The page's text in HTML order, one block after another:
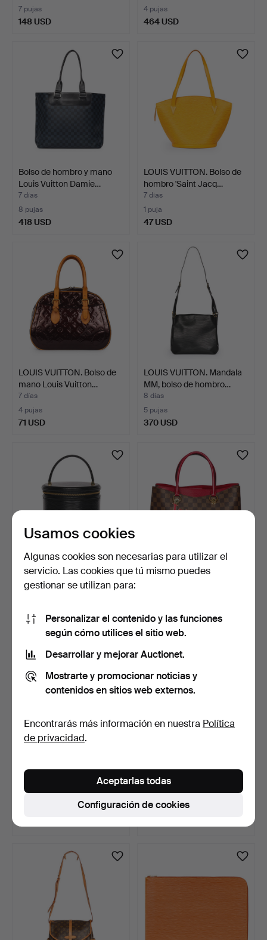
7 pujas
148 USD
4 pujas
464 USD
Bolso de hombro y mano
Louis Vuitton Damie…
7 días
8 pujas
418 USD
LOUIS VUITTON. Bolso de
hombro 'Saint Jacq…
7 días
1 puja
47 USD
LOUIS VUITTON. Bolso de
mano Louis Vuitton…
7 días
4 pujas
71 USD
LOUIS VUITTON. Mandala
MM, bolso de hombro…
8 días
5 pujas
370 USD
Bolso de mano Louis
Vuitton 'Cannes' en pi…
774 USD
LOUIS VUITTON. Bolso
264 USD
LOUIS VUITTON. Bolso de
hombro "Drouot" en…
80 USD
LOUIS VUITTON. Bolsa de
viaje 'Keepall 50'…
4 pujas
Usamos cookies
Algunas cookies son necesarias para utilizar el
servicio. Las cookies que tú mismo puedes
gestionar se utilizan para:
Personalizar el contenido y las funciones
según cómo utilices el sitio web.
Desarrollar y mejorar Auctionet.
Mostrarte y promocionar noticias y
contenidos en sitios web externos.
Encontrarás más información en nuestra Política
de privacidad.
Configuración de cookies
Aceptarlas todas